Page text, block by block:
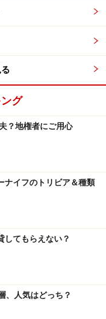
も多かった。いつも
場所」
のは40代もかなり後
くりたいと思ってい
的にも、精神的に
あるだろう。だか
暮らしを、実体験と
した不安に対しての
方がいいんじゃない
いいだろうし、同年
グ
？地権者にご用心
ナイフのトリビア＆種類
してもらえない？
、人気はどっち？